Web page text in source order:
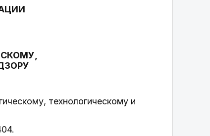
технологическому и